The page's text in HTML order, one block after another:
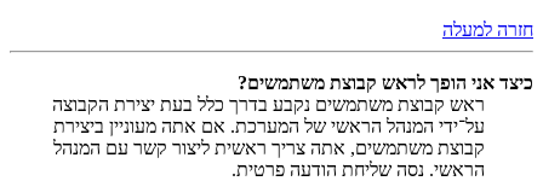
חזרה למעלה
כיצד אני הופך לראש קבוצת משתמשים?
ראש קבוצת משתמשים נקבע בדרך כלל בעת יצירת הקבוצה
על־ידי המנהל הראשי של המערכת. אם אתה מעוניין ביצירת
קבוצת משתמשים, אתה צריך ראשית ליצור קשר עם המנהל
הראשי. נסה שליחת הודעה פרטית.